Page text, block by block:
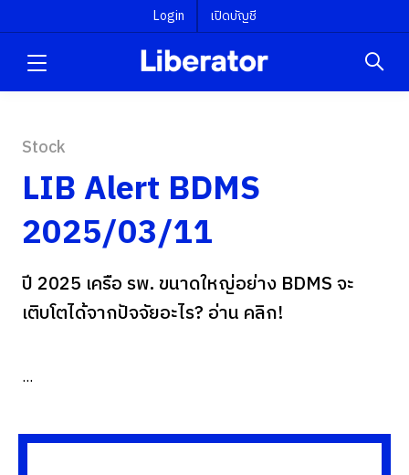
Login เปิดบัญชี
Stock
LIB Alert BDMS
2025/03/11
ปี 2025 เครือ รพ. ขนาดใหญ่อย่าง BDMS จะ
เติบโตได้จากปัจจัยอะไร? อ่าน คลิก!
...